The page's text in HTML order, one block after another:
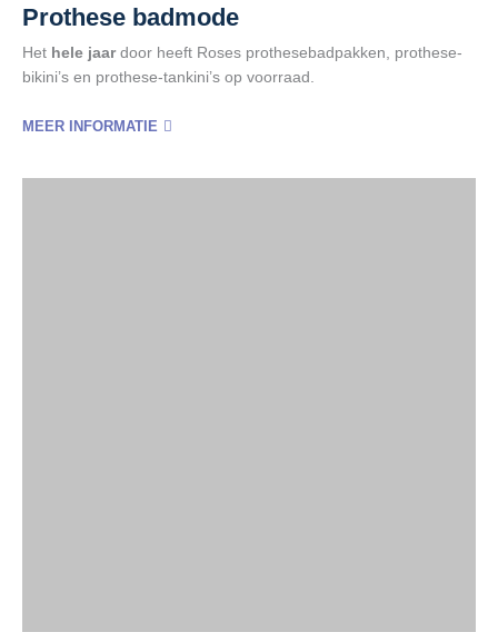
Prothese badmode
Het hele jaardoor heeft Roses prothesebadpakken, prothese-
bikini’s en prothese-tankini’s op voorraad.
MEER INFORMATIE